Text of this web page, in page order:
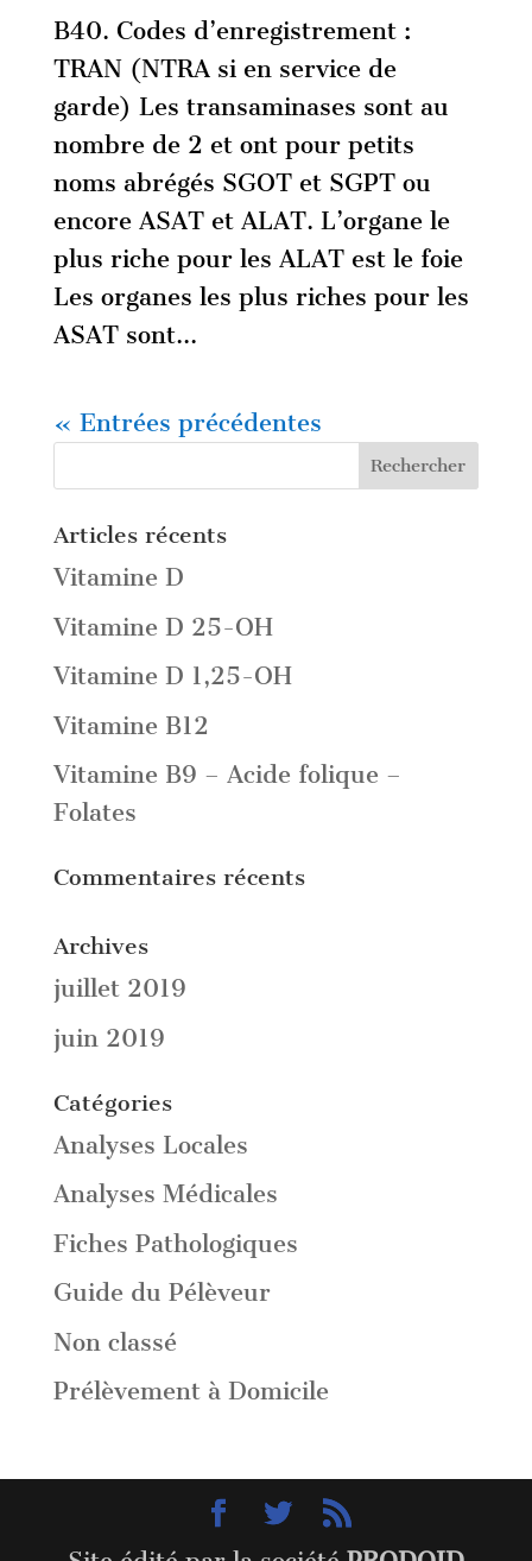
B40. Codes d’enregistrement :
TRAN (NTRA si en service de
garde) Les transaminases sont au
nombre de 2 et ont pour petits
noms abrégés SGOT et SGPT ou
encore ASAT et ALAT. L’organe le
plus riche pour les ALAT est le foie
Les organes les plus riches pour les
ASAT sont...
« Entrées précédentes
Articles récents
Vitamine D
Vitamine D 25-OH
Vitamine D 1,25-OH
Vitamine B12
Vitamine B9 – Acide folique –
Folates
Commentaires récents
Archives
juillet 2019
juin 2019
Catégories
Analyses Locales
Analyses Médicales
Fiches Pathologiques
Guide du Pélèveur
Non classé
Prélèvement à Domicile